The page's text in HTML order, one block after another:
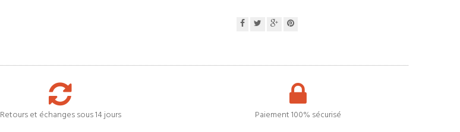
Retours et échanges sous 14 jours Paiement 100% sécurisé